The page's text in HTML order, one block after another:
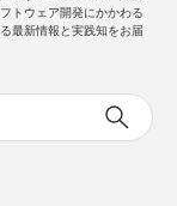
トウェア開発にかかわる
最新情報と実践知をお届